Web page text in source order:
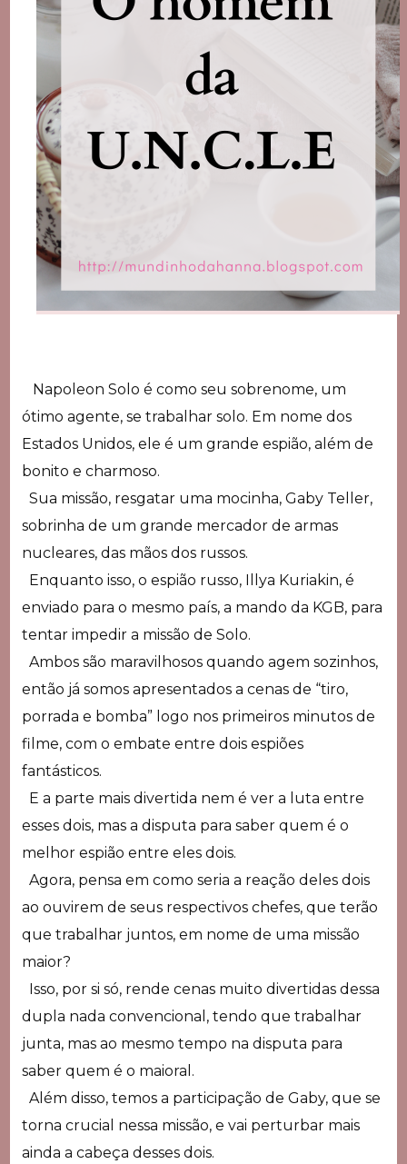
Napoleon Solo é como seu sobrenome, um
ótimo agente, se trabalhar solo. Em nome dos
Estados Unidos, ele é um grande espião, além de
bonito e charmoso.
Sua missão, resgatar uma mocinha, Gaby Teller,
sobrinha de um grande mercador de armas
nucleares, das mãos dos russos.
Enquanto isso, o espião russo, Illya Kuriakin, é
enviado para o mesmo país, a mando da KGB, para
tentar impedir a missão de Solo.
Ambos são maravilhosos quando agem sozinhos,
então já somos apresentados a cenas de “tiro,
porrada e bomba” logo nos primeiros minutos de
filme, com o embate entre dois espiões
fantásticos.
E a parte mais divertida nem é ver a luta entre
esses dois, mas a disputa para saber quem é o
melhor espião entre eles dois.
Agora, pensa em como seria a reação deles dois
ao ouvirem de seus respectivos chefes, que terão
que trabalhar juntos, em nome de uma missão
maior?
Isso, por si só, rende cenas muito divertidas dessa
dupla nada convencional, tendo que trabalhar
junta, mas ao mesmo tempo na disputa para
saber quem é o maioral.
Além disso, temos a participação de Gaby, que se
torna crucial nessa missão, e vai perturbar mais
ainda a cabeça desses dois.